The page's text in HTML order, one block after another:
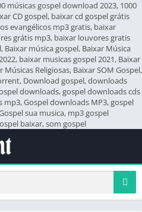
músicas gospel download 2023, 1000
CD gospel, baixar cd gospel grátis
evangélicos mp3 gratis, baixar
grátis mp3, baixar louvores gratis
música gospel, Baixar Música
baixar musicas gospel 2021, Baixar
Religiosas, Baixar SOM Gospel,
Download gospel, downloads
downloads, gospel downloads cds
Gospel downloads MP3, gospel
sua musica, mp3 gospel
baixar, som gospel